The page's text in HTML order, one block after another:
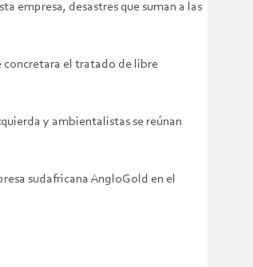
empresa, desastres que suman a las
concretara el tratado de libre
y ambientalistas se reúnan
sudafricana AngloGold en el